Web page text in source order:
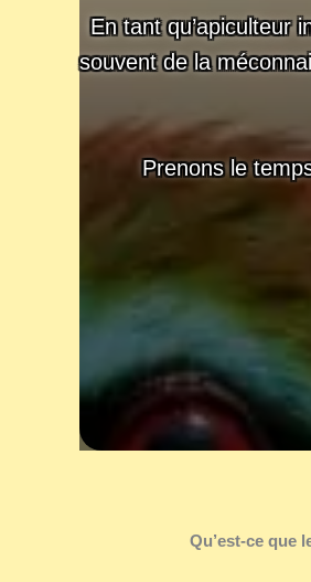
En tant qu’apiculteur
souvent de la
Prenons le
Qu’est-ce que